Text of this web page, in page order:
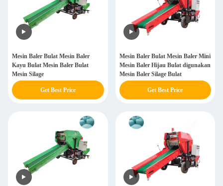
Mesin Baler Bulat Mesin Baler
Kayu Bulat Mesin Baler Bulat
Mesin Silage
Get Best Price
Mesin Baler Bulat Mesin Baler Mini
Mesin Baler Hijau Bulat digunakan
Mesin Baler Silage Bulat
Get Best Price